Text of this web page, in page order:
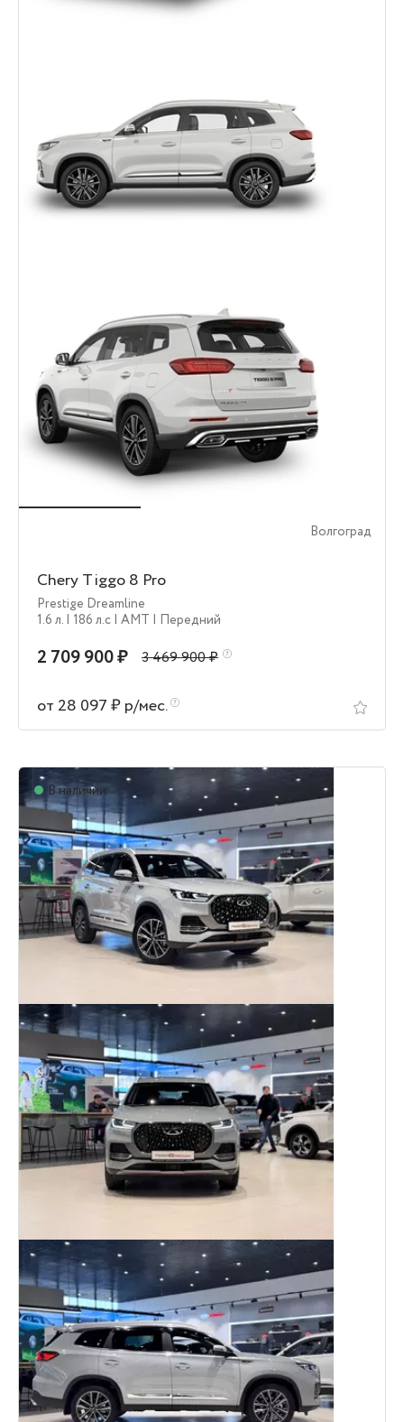
Волгоград
Chery Tiggo 8 Pro
Prestige Dreamline
1.6 л. | 186 л.c | AMT | Передний
2 709 900 ₽ 3 469 900 ₽
от 28 097 ₽ р/мес.
В наличии